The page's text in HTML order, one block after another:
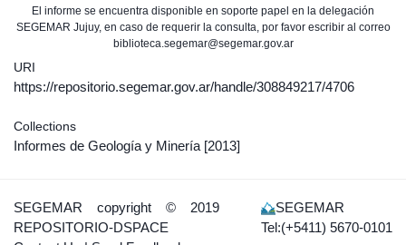
El informe se encuentra disponible en soporte papel en la delegación
SEGEMAR Jujuy, en caso de requerir la consulta, por favor escribir al correo
biblioteca.segemar@segemar.gov.ar
URI
https://repositorio.segemar.gov.ar/handle/308849217/4706
Collections
Informes de Geología y Minería [2013]
SEGEMAR copyright © 2019
REPOSITORIO-DSPACE
SEGEMAR
Tel:(+5411) 5670-0101